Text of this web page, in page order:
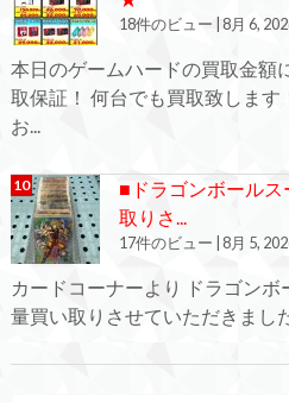
18件のビュー 8月 6,
本日のゲームハードの買取金額
取保証！ 何台でも買取致します
お...
■ドラゴンボール
取りさ...
17件のビュー 8月 5,
カードコーナーより ドラゴン
量買い取りさせていただきまし